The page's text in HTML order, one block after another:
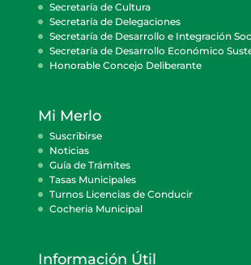
Secretaría de Cultura
Secretaría de Delegaciones
Secretaría de Desarrollo e Integración
Secretaría de Desarrollo Económico
Honorable Concejo Deliberante
Mi Merlo
Suscribirse
Noticias
Guía de Trámites
Tasas Municipales
Turnos Licencias de Conducir
Cocheria Municipal
Información Útil